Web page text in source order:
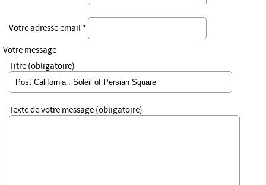
Votre adresse email *
Votre message
Titre (obligatoire)
Texte de votre message (obligatoire)